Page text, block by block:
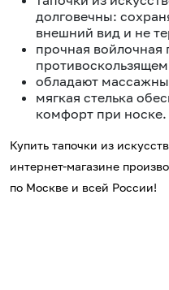
долговечны:
внешний вид и не
прочная войлочная
обладают
мягкая стелька
комфорт при носке.
Купить тапочки из
интернет-магазине
по Москве и всей России!